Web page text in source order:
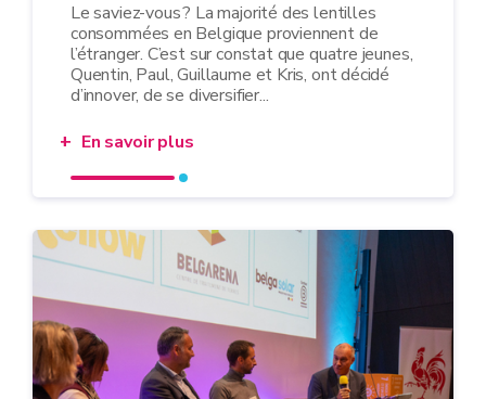
Le saviez-vous ? La majorité des lentilles
consommées en Belgique proviennent de
l’étranger. C’est sur constat que quatre jeunes,
Quentin, Paul, Guillaume et Kris, ont décidé
d’innover, de se diversifier...
En savoir plus